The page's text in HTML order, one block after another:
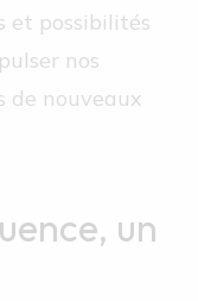
et possibilités
nos
de nouveaux
un